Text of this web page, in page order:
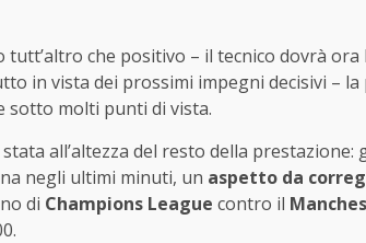
tutt’altro che positivo – il tecnico dovrà
in vista dei prossimi impegni decisivi – la
sotto molti punti di vista.
all’altezza del resto della
negli ultimi minuti, un aspetto da
di Champions League contro il